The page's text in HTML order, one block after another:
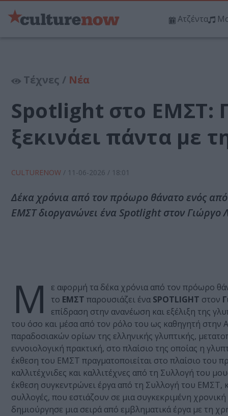
Ατζέντα
Τέχνες / Νέα
Spotlight στο ΕΜΣΤ:
ξεκινάει πάντα με
CULTURENOW / 11-06-2026 / 18:01
Δέκα χρόνια από τον πρόωρο θάνατο ενός
ΕΜΣΤ διοργανώνει ένα Spotlight στον Γιώργο
Μ
ε αφορμή τα δέκα χρόνια από τον πρόωρο
το ΕΜΣΤ παρουσιάζει ένα SPOTLIGHT στον
επίδραση στην ανανέωση και εξέλιξη της
του όσο και μέσα από τον ρόλο του ως καθηγητή
παραδοσιακών ορίων της ελληνικής γλυπτικής,
εννοιολογική πρακτική, στο πλαίσιο της οποίας η
έκθεση του ΕΜΣΤ πραγματοποιείται στο πλαίσιο του
καλλιτέχνιδες και καλλιτέχνες από τη Συλλογή του
έκθεση συγκεντρώνει έργα από τη Συλλογή του ΕΜΣΤ,
συλλογές, που εστιάζουν σε μια συγκεκριμένη
δημιούργησε μια σειρά από εμβληματικά έργα με τη